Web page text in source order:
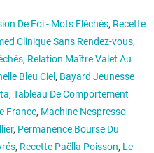
De Foi - Mots Fléchés, Recette
Clinique Sans Rendez-vous,
, Relation Maître Valet Au
Bleu Ciel , Bayard Jeunesse
, Tableau De Comportement
France, Machine Nespresso
, Permanence Bourse Du
, Recette Paëlla Poisson, Le